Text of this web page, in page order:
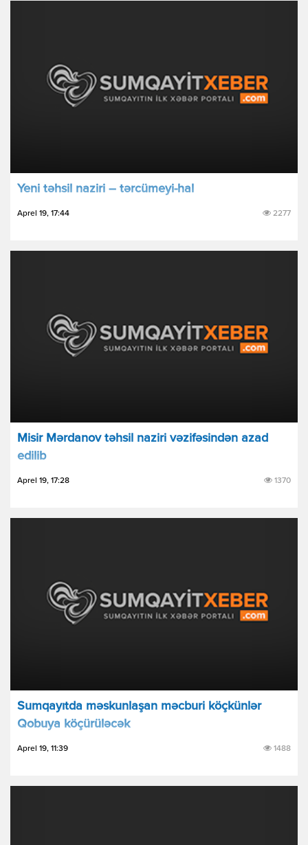
Yeni təhsil naziri – tərcümeyi-hal
Aprel 19, 17:44 2277
Misir Mərdanov təhsil naziri vəzifəsindən azad
edilib
Aprel 19, 17:28 1370
Sumqayıtda məskunlaşan məcburi köçkünlər
Qobuya köçürüləcək
Aprel 19, 11:39 1488